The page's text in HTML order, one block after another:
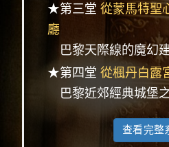
★第三堂 從蒙馬特聖
廳
巴黎天際線的魔幻
★第四堂 從楓丹白露
巴黎近郊經典城堡
查看完整